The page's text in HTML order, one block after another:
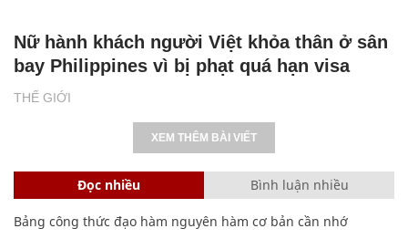
THẾ GIỚI
Nữ hành khách người Việt khỏa thân ở sân
bay Philippines vì bị phạt quá hạn visa
XEM THÊM BÀI VIẾT
Đọc nhiều Bình luận nhiều
Bảng công thức đạo hàm nguyên hàm cơ bản cần nhớ